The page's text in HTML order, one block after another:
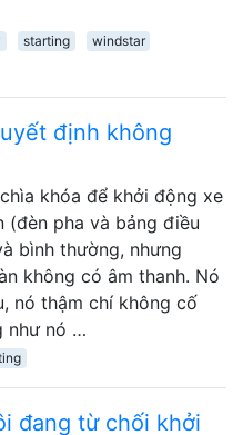
starting
windstar
định không
khóa để khởi động xe
(đèn pha và bảng điều
bình thường, nhưng
không có âm thanh. Nó
nó thậm chí không cố
như nó …
đang từ chối khởi